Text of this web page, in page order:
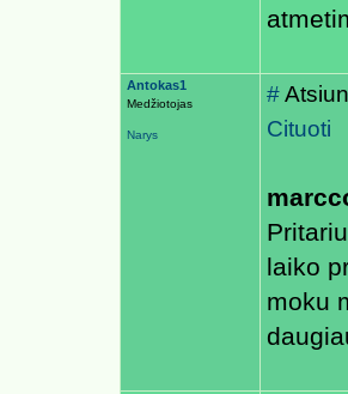
Antokas1
Medžiotojas
Narys
#
Cituoti
Pritariu
laiko
moku